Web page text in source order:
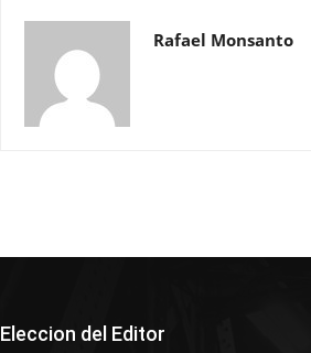
Rafael Monsanto
Eleccion del Editor